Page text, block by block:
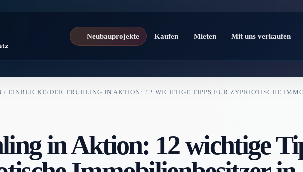
Neubauprojekte Kaufen Mieten Mit uns verkaufen
/ EINBLICKE/DER FRÜHLING IN AKTION: 12 WICHTIGE TIPPS FÜR ZYPRIOTISCHE
in Aktion: 12 wichtige